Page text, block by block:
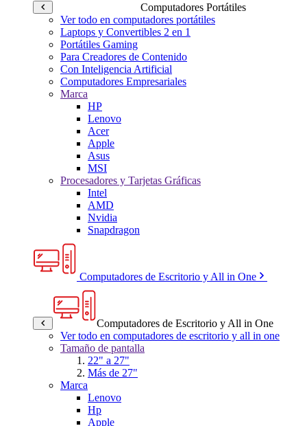
Computadores Portátiles
Ver todo en computadores portátiles
Laptops y Convertibles 2 en 1
Portátiles Gaming
Para Creadores de Contenido
Con Inteligencia Artificial
Computadores Empresariales
Marca
HP
Lenovo
Acer
Apple
Asus
MSI
Procesadores y Tarjetas Gráficas
Intel
AMD
Nvidia
Snapdragon
Computadores de Escritorio y All in One
Computadores de Escritorio y All in One
Ver todo en computadores de escritorio y all in one
Tamaño de pantalla
22" a 27"
Más de 27"
Marca
Lenovo
Hp
Apple